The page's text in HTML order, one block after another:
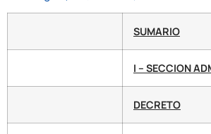
SUMARIO
I – SECCION
DECRETO